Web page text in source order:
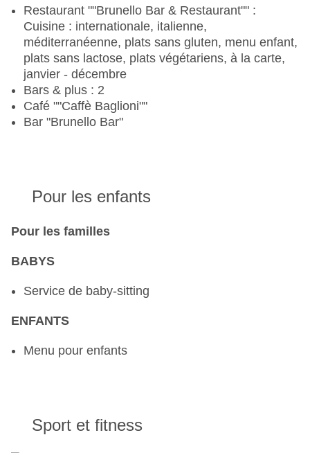
Restaurant ""Brunello Bar & Restaurant"" :
Cuisine : internationale, italienne,
méditerranéenne, plats sans gluten, menu enfant,
plats sans lactose, plats végétariens, à la carte,
janvier - décembre
Bars & plus : 2
Café ""Caffè Baglioni""
Bar "Brunello Bar"
Pour les enfants
Pour les familles
BABYS
Service de baby-sitting
ENFANTS
Menu pour enfants
Sport et fitness